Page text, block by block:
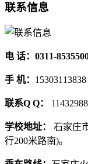
联系信息
电 话：0311-
手 机： 15303113838
联系Q Q：
学校地址： 石家庄
行200米路南)。